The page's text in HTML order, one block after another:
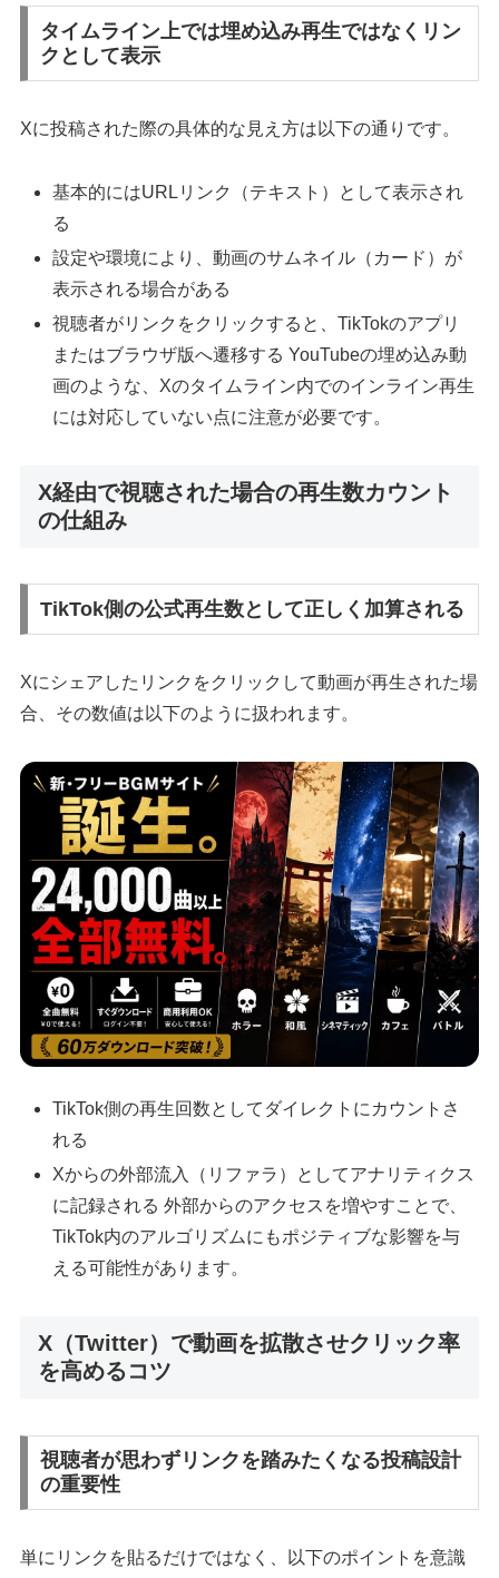
タイムライン上では埋め込み再生ではなくリン
クとして表示
Xに投稿された際の具体的な見え方は以下の通りです。
基本的にはURLリンク（テキスト）として表示され
る
設定や環境により、動画のサムネイル（カード）が
表示される場合がある
視聴者がリンクをクリックすると、TikTokのアプリ
またはブラウザ版へ遷移する YouTubeの埋め込み動
画のような、Xのタイムライン内でのインライン再生
には対応していない点に注意が必要です。
X経由で視聴された場合の再生数カウント
の仕組み
TikTok側の公式再生数として正しく加算される
Xにシェアしたリンクをクリックして動画が再生された場
合、その数値は以下のように扱われます。
TikTok側の再生回数としてダイレクトにカウントさ
れる
Xからの外部流入（リファラ）としてアナリティクス
に記録される 外部からのアクセスを増やすことで、
TikTok内のアルゴリズムにもポジティブな影響を与
える可能性があります。
X（Twitter）で動画を拡散させクリック率
を高めるコツ
視聴者が思わずリンクを踏みたくなる投稿設計
の重要性
単にリンクを貼るだけではなく、以下のポイントを意識